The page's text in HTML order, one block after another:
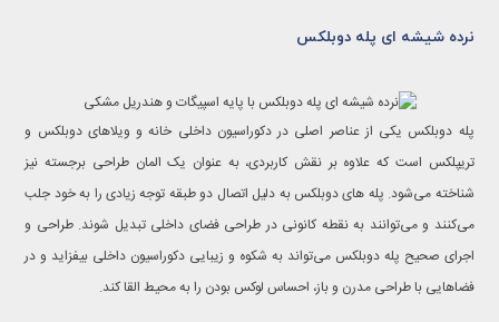
نرده شیشه ای پله دوبلکس
پله دوبلکس یکی از عناصر اصلی در دکوراسیون داخلی خانه و ویلاهای دوبلکس و
تریپلکس است که علاوه بر نقش کاربردی، به عنوان یک المان طراحی برجسته نیز
شناخته می‌شود. پله های دوبلکس به دلیل اتصال دو طبقه توجه زیادی را به خود جلب
می‌کنند و می‌توانند به نقطه کانونی در طراحی فضای داخلی تبدیل شوند. طراحی و
اجرای صحیح پله دوبلکس می‌تواند به شکوه و زیبایی دکوراسیون داخلی بیفزاید و در
فضاهایی با طراحی مدرن و باز، احساس لوکس بودن را به محیط القا کند.